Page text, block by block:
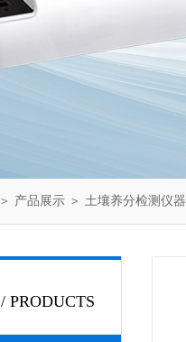
＞ 产品展示 ＞ 土壤养分检测仪器
/ PRODUCTS